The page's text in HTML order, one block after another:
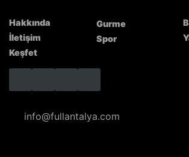
Hakkında
İletişim
Keşfet
Gurme
Spor
info@fullantalya.com